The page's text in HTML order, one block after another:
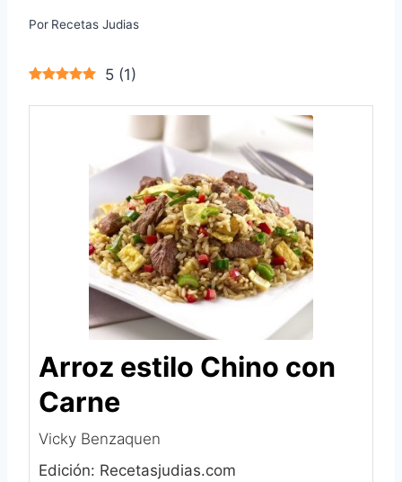
Por Recetas Judias
5 (1)
Arroz estilo Chino con
Carne
Vicky Benzaquen‎
Edición: Recetasjudias.com